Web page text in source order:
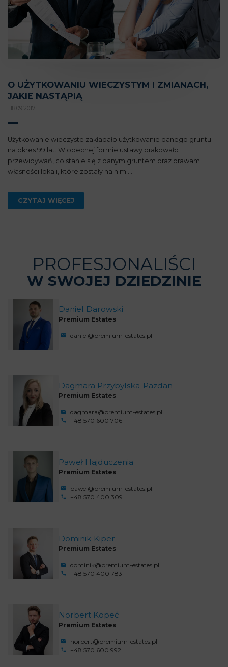
O UŻYTKOWANIU WIECZYSTYM I ZMIANACH,
JAKIE NASTĄPIĄ
18.09.2017
Użytkowanie wieczyste zakładało użytkowanie danego gruntu
na okres 99 lat. W obecnej formie ustawy brakowało
przewidywań, co stanie się z danym gruntem oraz prawami
własności lokali, które zostały na nim ...
CZYTAJ WIĘCEJ
PROFESJONALIŚCI
W SWOJEJ DZIEDZINIE
Daniel Darowski
Premium Estates
daniel@premium-estates.pl
Dagmara Przybylska-Pazdan
Premium Estates
dagmara@premium-estates.pl
+48 570 600 706
Paweł Hajduczenia
Premium Estates
pawel@premium-estates.pl
+48 570 400 309
Dominik Kiper
Premium Estates
dominik@premium-estates.pl
+48 570 400 783
Norbert Kopeć
Premium Estates
norbert@premium-estates.pl
+48 570 600 992